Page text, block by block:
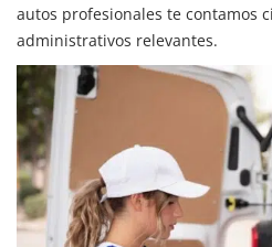
autos profesionales te contamos
administrativos relevantes.